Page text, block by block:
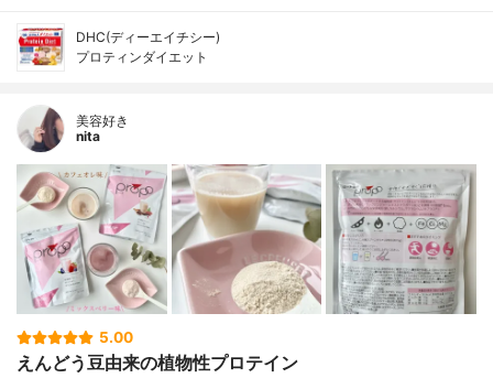
DHC(ディーエイチシー)
プロティンダイエット
美容好き
nita
5.00
えんどう豆由来の植物性プロテイン